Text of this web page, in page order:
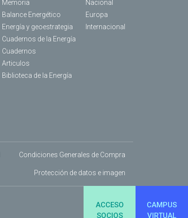
Memoria
Balance Energético
Energía y geoestrategia
Cuadernos de la Energía
Cuadernos
Articulos
Biblioteca de la Energía
Nacional
Europa
Internacional
Condiciones Generales de Compra
Protección de datos e imagen
ACCESO
SOCIOS
CAMPUS
VIRTUAL